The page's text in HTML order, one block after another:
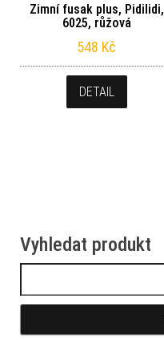
Zimní fusak plus, Pidilidi,
6025, růžová
548 Kč
DETAIL
Vyhledat produkt